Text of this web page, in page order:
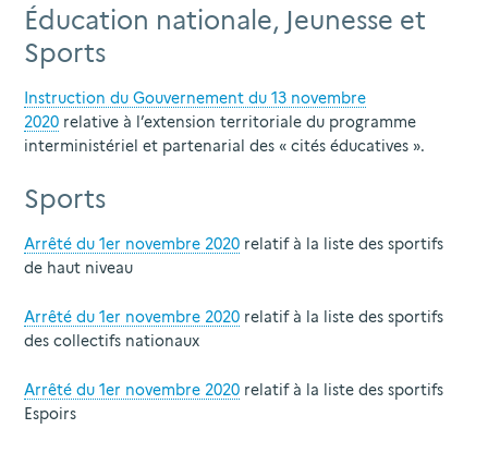
Éducation nationale, Jeunesse et
Sports
Instruction du Gouvernement du 13 novembre
2020 relative à l’extension territoriale du programme
interministériel et partenarial des « cités éducatives ».
Sports
Arrêté du 1er novembre 2020 relatif à la liste des sportifs
de haut niveau
Arrêté du 1er novembre 2020 relatif à la liste des sportifs
des collectifs nationaux
Arrêté du 1er novembre 2020 relatif à la liste des sportifs
Espoirs